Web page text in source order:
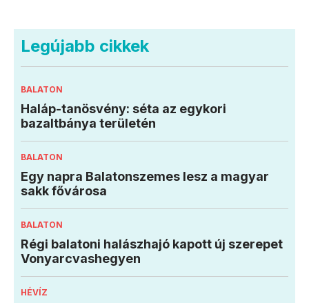
Legújabb cikkek
BALATON
Haláp-tanösvény: séta az egykori
bazaltbánya területén
BALATON
Egy napra Balatonszemes lesz a magyar
sakk fővárosa
BALATON
Régi balatoni halászhajó kapott új szerepet
Vonyarcvashegyen
HÉVÍZ